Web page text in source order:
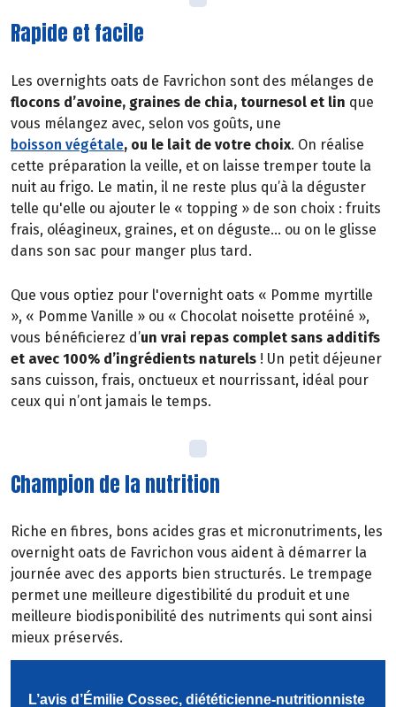
Rapide et facile
Les overnights oats de Favrichon sont des mélanges de
flocons d’avoine, graines de chia, tournesol et lin que
vous mélangez avec, selon vos goûts, une
boisson végétale, ou le lait de votre choix. On réalise
cette préparation la veille, et on laisse tremper toute la
nuit au frigo. Le matin, il ne reste plus qu’à la déguster
telle qu'elle ou ajouter le « topping » de son choix : fruits
frais, oléagineux, graines, et on déguste… ou on le glisse
dans son sac pour manger plus tard.
Que vous optiez pour l'overnight oats « Pomme myrtille
», « Pomme Vanille » ou « Chocolat noisette protéiné »,
vous bénéficierez d’un vrai repas complet sans additifs
et avec 100% d’ingrédients naturels ! Un petit déjeuner
sans cuisson, frais, onctueux et nourrissant, idéal pour
ceux qui n’ont jamais le temps.
Champion de la nutrition
Riche en fibres, bons acides gras et micronutriments, les
overnight oats de Favrichon vous aident à démarrer la
journée avec des apports bien structurés. Le trempage
permet une meilleure digestibilité du produit et une
meilleure biodisponibilité des nutriments qui sont ainsi
mieux préservés.
L’avis d’Émilie Cossec, diététicienne-nutritionniste